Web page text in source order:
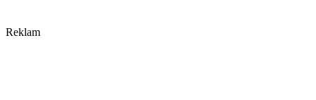
Reklam